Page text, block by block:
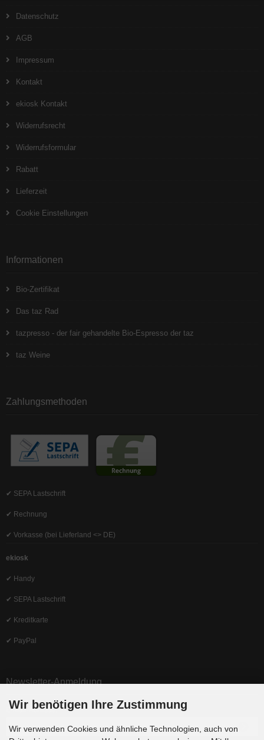
Datenschutz
AGB
Impressum
Kontakt
ekiosk Kontakt
Widerrufsrecht
Widerrufsformular
Rabatt
Lieferzeit
Cookie Einstellungen
Informationen
Bio-Zertifikat
Das taz Rad
tazpresso - der fair gehandelte Bio-Espresso der taz
taz Weine
Zahlungsmethoden
✔ SEPA Lastschrift
✔ Rechnung
✔ Vorkasse (bei Lieferland <> DE)
ekiosk
✔ Handy
✔ SEPA Lastschrift
✔ Kreditkarte
✔ PayPal
Newsletter-Anmeldung
E-Mail-Adresse:
Wir benötigen Ihre Zustimmung
Wir verwenden Cookies und ähnliche Technologien, auch von